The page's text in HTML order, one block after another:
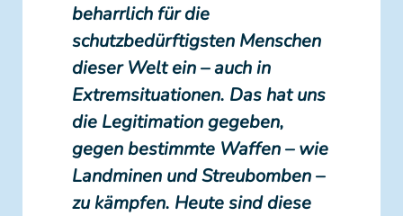
beharrlich für die
schutzbedürftigsten Menschen
dieser Welt ein – auch in
Extremsituationen. Das hat uns
die Legitimation gegeben,
gegen bestimmte Waffen – wie
Landminen und Streubomben –
zu kämpfen. Heute sind diese